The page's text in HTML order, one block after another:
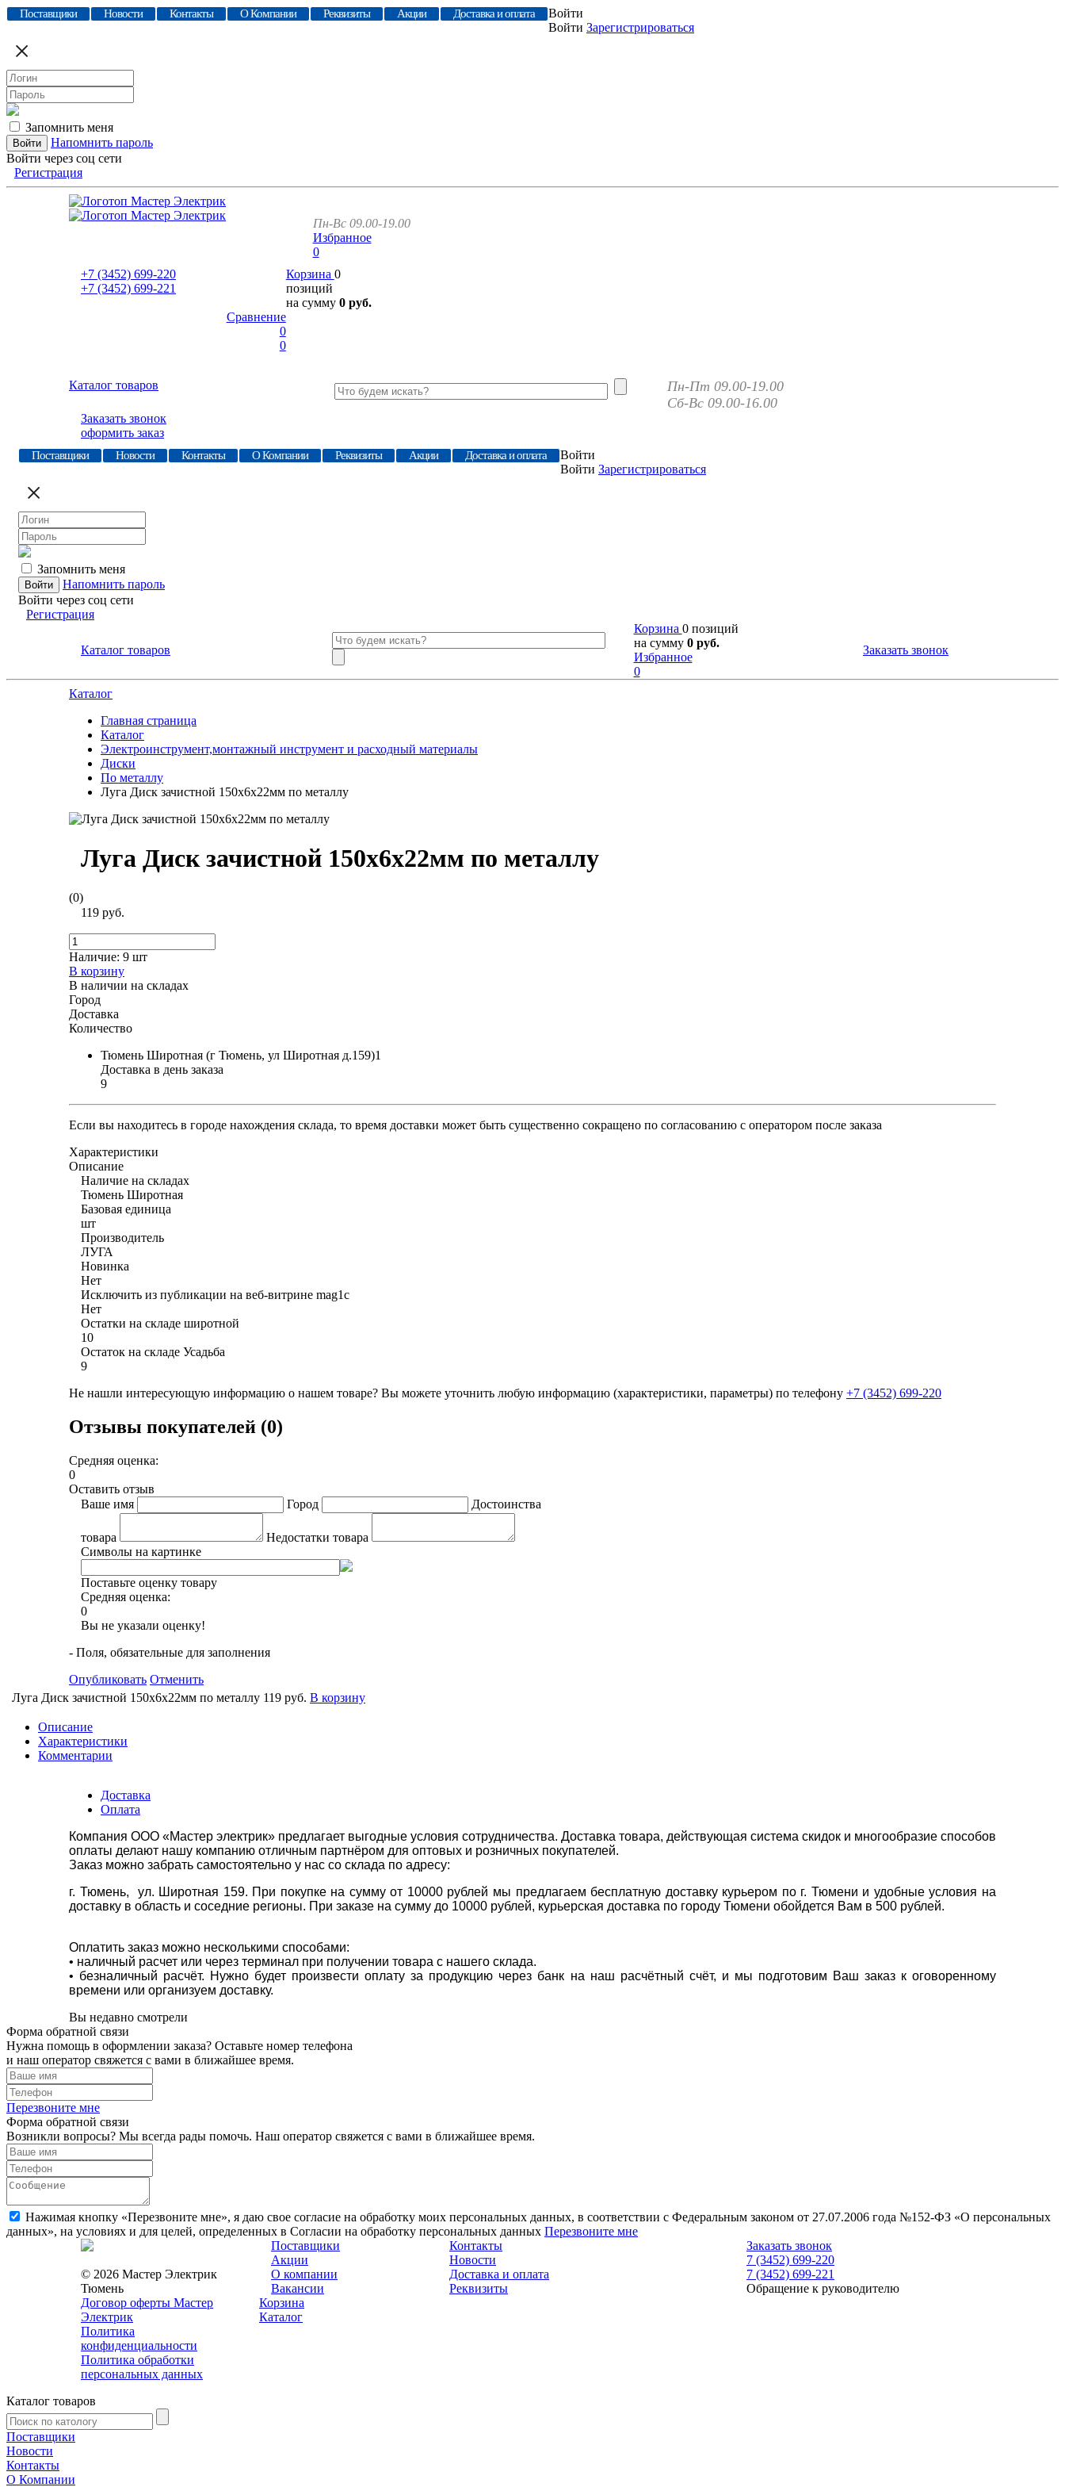
Поставщики Новости Контакты О Компании Реквизиты Акции Доставка и оплата
Войти
Войти Зарегистрироваться
Запомнить меня
Напомнить пароль
Войти через соц сети
Регистрация
Пн-Вс 09.00-19.00
Избранное
0
+7 (3452) 699-220
+7 (3452) 699-221
Корзина 0
позиций
на сумму 0 руб.
Сравнение
0
0
Каталог товаров
Пн-Пт 09.00-19.00
Сб-Вс 09.00-16.00
Заказать звонок
оформить заказ
Поставщики Новости Контакты О Компании Реквизиты Акции Доставка и оплата
Войти
Войти Зарегистрироваться
Запомнить меня
Напомнить пароль
Войти через соц сети
Регистрация
Каталог товаров
Корзина 0 позиций
на сумму 0 руб.
Избранное
0
Заказать звонок
Каталог
Главная страница
Каталог
Электроинструмент,монтажный инструмент и расходный материалы
Диски
По металлу
Луга Диск зачистной 150х6х22мм по металлу
Луга Диск зачистной 150х6х22мм по металлу
(0)
119 руб.
Наличие: 9 шт
В корзину
В наличии на складах
Город
Доставка
Количество
Тюмень Широтная (г Тюмень, ул Широтная д.159)1
Доставка в день заказа
9
Если вы находитесь в городе нахождения склада, то время доставки может быть существенно сокращено по согласованию с оператором после заказа
Характеристики
Описание
Наличие на складах
Тюмень Широтная
Базовая единица
шт
Производитель
ЛУГА
Новинка
Нет
Исключить из публикации на веб-витрине mag1c
Нет
Остатки на складе широтной
10
Остаток на складе Усадьба
9
Не нашли интересующую информацию о нашем товаре? Вы можете уточнить любую информацию (характеристики, параметры) по телефону +7 (3452) 699-220
Отзывы покупателей (0)
Средняя оценка:
0
Оставить отзыв
Ваше имя
Город Достоинства
товара
Недостатки товара
Символы на картинке
Поставьте оценку товару
Средняя оценка:
0
Вы не указали оценку!
- Поля, обязательные для заполнения
Опубликовать Отменить
Луга Диск зачистной 150х6х22мм по металлу 119 руб. В корзину
Описание
Характеристики
Комментарии
Доставка
Оплата
Компания ООО «Мастер электрик» предлагает выгодные условия сотрудничества. Доставка товара, действующая система скидок и многообразие способов
оплаты делают нашу компанию отличным партнёром для оптовых и розничных покупателей.
Заказ можно забрать самостоятельно у нас со склада по адресу:
г. Тюмень, ул. Широтная 159. При покупке на сумму от 10000 рублей мы предлагаем бесплатную доставку курьером по г. Тюмени и удобные условия на
доставку в область и соседние регионы. При заказе на сумму до 10000 рублей, курьерская доставка по городу Тюмени обойдется Вам в 500 рублей.
Оплатить заказ можно несколькими способами:
• наличный расчет или через терминал при получении товара с нашего склада.
• безналичный расчёт. Нужно будет произвести оплату за продукцию через банк на наш расчётный счёт, и мы подготовим Ваш заказ к оговоренному
времени или организуем доставку.
Вы недавно смотрели
Форма обратной связи
Нужна помощь в оформлении заказа? Оставьте номер телефона
и наш оператор свяжется с вами в ближайшее время.
Перезвоните мне
Форма обратной связи
Возникли вопросы? Мы всегда рады помочь. Наш оператор свяжется с вами в ближайшее время.
Нажимая кнопку «Перезвоните мне», я даю свое согласие на обработку моих персональных данных, в соответствии с Федеральным законом от 27.07.2006 года №152-ФЗ «О персональных
данных», на условиях и для целей, определенных в Согласии на обработку персональных данных Перезвоните мне
© 2026 Мастер Электрик
Тюмень
Договор оферты Мастер
Электрик
Политика
конфиденциальности
Политика обработки
персональных данных
Поставщики
Контакты
Акции
Новости
О компании
Доставка и оплата
Вакансии
Реквизиты
Заказать звонок
7 (3452) 699-220
7 (3452) 699-221
Обращение к руководителю
Корзина
Каталог
Каталог товаров
Поставщики
Новости
Контакты
О Компании